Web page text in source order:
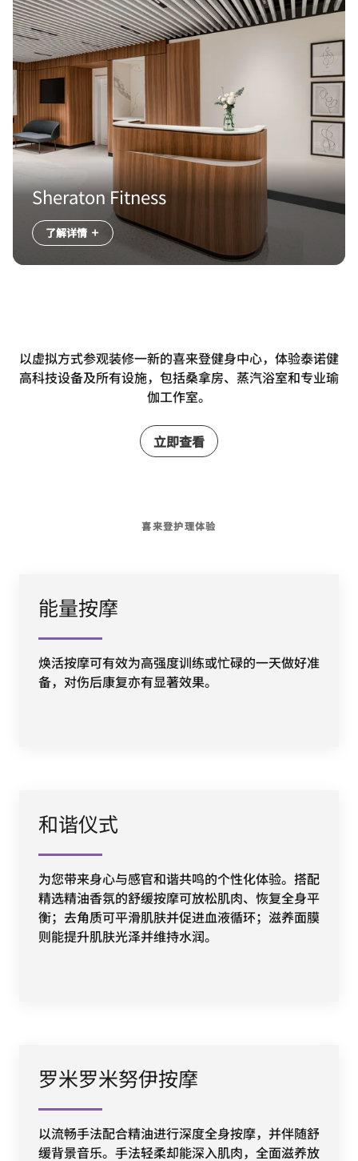
Sheraton Fitness
了解详情
以虚拟方式参观装修一新的喜来登健身中心，体验泰诺健
高科技设备及所有设施，包括桑拿房、蒸汽浴室和专业瑜
伽工作室。
立即查看
喜来登护理体验
能量按摩
焕活按摩可有效为高强度训练或忙碌的一天做好准
备，对伤后康复亦有显著效果。
和谐仪式
为您带来身心与感官和谐共鸣的个性化体验。搭配
精选精油香氛的舒缓按摩可放松肌肉、恢复全身平
衡；去角质可平滑肌肤并促进血液循环；滋养面膜
则能提升肌肤光泽并维持水润。
罗米罗米努伊按摩
以流畅手法配合精油进行深度全身按摩，并伴随舒
缓背景音乐。手法轻柔却能深入肌肉，全面滋养放